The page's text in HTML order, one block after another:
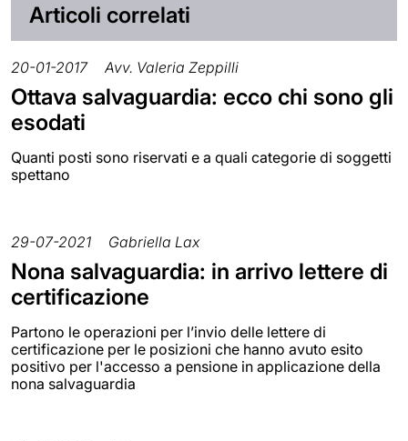
Articoli correlati
20-01-2017 Avv. Valeria Zeppilli
Ottava salvaguardia: ecco chi sono gli
esodati
Quanti posti sono riservati e a quali categorie di soggetti
spettano
29-07-2021 Gabriella Lax
Nona salvaguardia: in arrivo lettere di
certificazione
Partono le operazioni per l’invio delle lettere di
certificazione per le posizioni che hanno avuto esito
positivo per l'accesso a pensione in applicazione della
nona salvaguardia